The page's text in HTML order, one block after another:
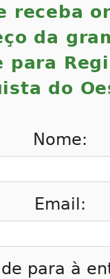
receba
da
para
do
Nome:
Email:
para à